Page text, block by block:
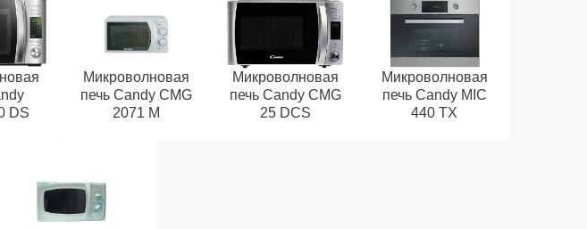
DS
Микроволновая
печь Candy CMG
2071 M
Микроволновая
печь Candy CMG
25 DCS
Микроволновая
печь Candy MIC
440 TX